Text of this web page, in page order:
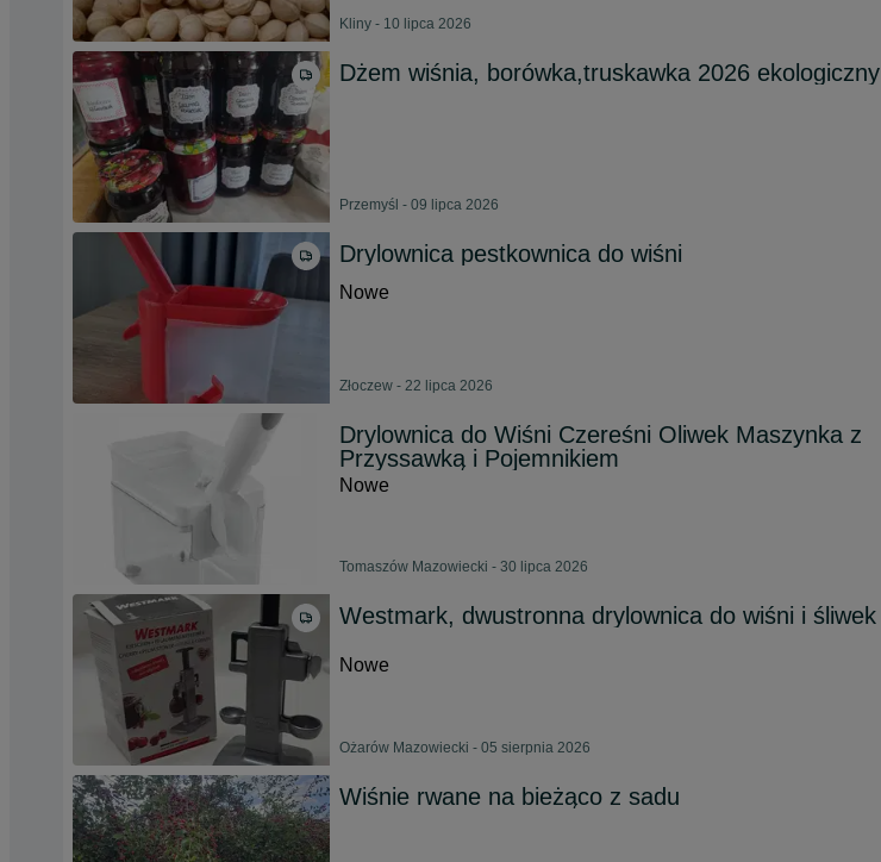
Kliny - 10 lipca 2026
Dżem wiśnia, borówka,truskawka 2026 ekologiczny
Przemyśl - 09 lipca 2026
Drylownica pestkownica do wiśni
Nowe
Złoczew - 22 lipca 2026
Drylownica do Wiśni Czereśni Oliwek Maszynka z
Przyssawką i Pojemnikiem
Nowe
Tomaszów Mazowiecki - 30 lipca 2026
Westmark, dwustronna drylownica do wiśni i śliwek
Nowe
Ożarów Mazowiecki - 05 sierpnia 2026
Wiśnie rwane na bieżąco z sadu